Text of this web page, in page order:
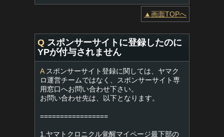
▲画面TOPへ
Q スポンサーサイトに登録したのに
YPが付与されません
Aスポンサーサイト登録に関しては、ヤマク
ロ運営チームではなく、スポンサーサイト専
用窓口へお問い合わせ下さい。
お問い合わせ先は、以下となります。
=================
1.ヤマトクロニクル覚醒マイページ最下部の